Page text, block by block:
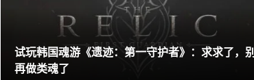
试玩韩国魂游《遗迹：第一守护者》：求求了，别
再做类魂了